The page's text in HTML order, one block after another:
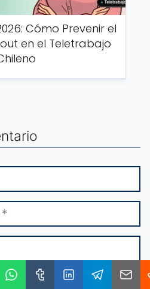
Cómo Prevenir el
en el Teletrabajo